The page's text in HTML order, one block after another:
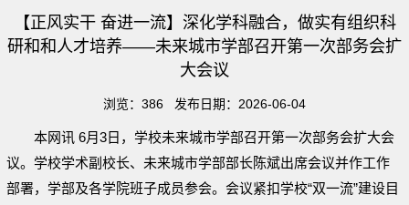
【正风实干 奋进一流】深化学科融合，做实有组织科
研和和人才培养——未来城市学部召开第一次部务会扩
大会议
浏览： 386 发布日期：2026-06-04
本网讯 6月3日，学校未来城市学部召开第一次部务会扩大会
议。学校学术副校长、未来城市学部部长陈斌出席会议并作工作
部署，学部及各学院班子成员参会。会议紧扣学校“双一流”建设目